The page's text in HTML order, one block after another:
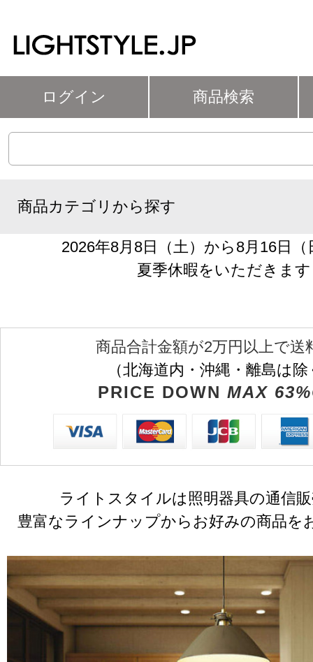
ログイン 商品検索
商品カテゴリから探す
2026年8月8日（土）から8月16日
夏季休暇をいただきます
商品合計金額が2万円以上で送
（北海道内・沖縄・離島は
PRICE DOWN MAX
ライトスタイルは照明器具の通信
豊富なラインナップからお好みの商品を